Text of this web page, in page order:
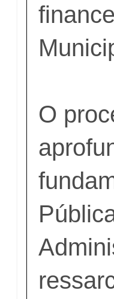
O